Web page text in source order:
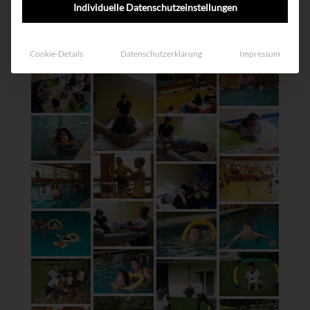
Individuelle Datenschutzeinstellungen
Cookie-Details Datenschutzerklärung Impressum